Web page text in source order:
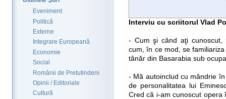
Eveniment
Politică
Externe
Integrare Europeană
Economie
Social
Românii de Pretutindeni
Opinii / Editoriale
Cultură
Interviu cu scriitorul Vlad
- Cum şi când aţi cunoscut,
cum, în ce mod, se
tânăr din Basarabia sub
- Mă autoinclud cu mândrie
de personalitatea lui
Cred că i-am cunoscut opera